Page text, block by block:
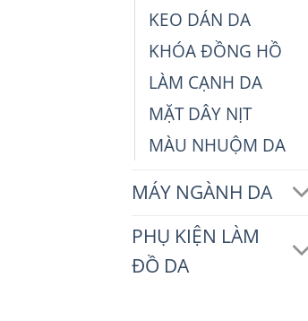
KEO DÁN DA
KHÓA ĐỒNG HỒ
LÀM CẠNH DA
MẶT DÂY NỊT
MÀU NHUỘM DA
MÁY NGÀNH DA
PHỤ KIỆN LÀM
ĐỒ DA